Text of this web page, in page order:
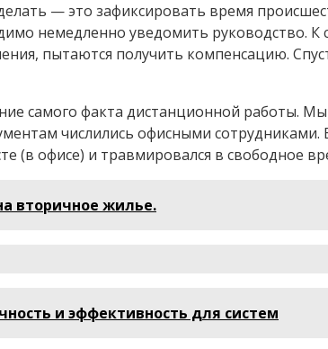
— это зафиксировать время
немедленно уведомить руководство.
пытаются получить компенсацию.
самого факта дистанционной работы.
числились офисными
(в офисе) и травмировался в свободное
вторичное жилье.
и эффективность для систем